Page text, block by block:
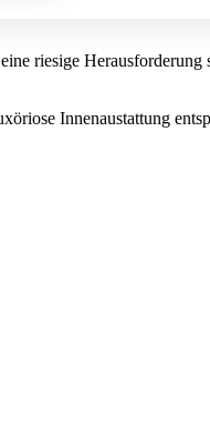
riesige
Innenaustattung